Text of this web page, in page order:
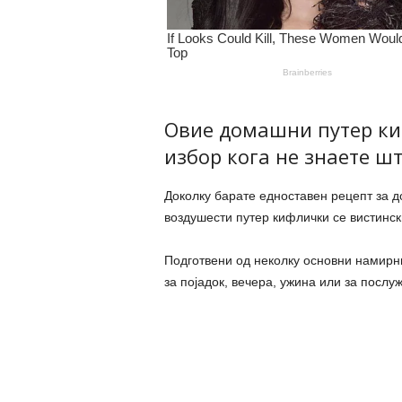
Овие домашни путер
избор кога не знаете
Доколку барате едноставен рецепт за
воздушести путер кифлички се
Подготвени од неколку основни
за појадок, вечера, ужина или за